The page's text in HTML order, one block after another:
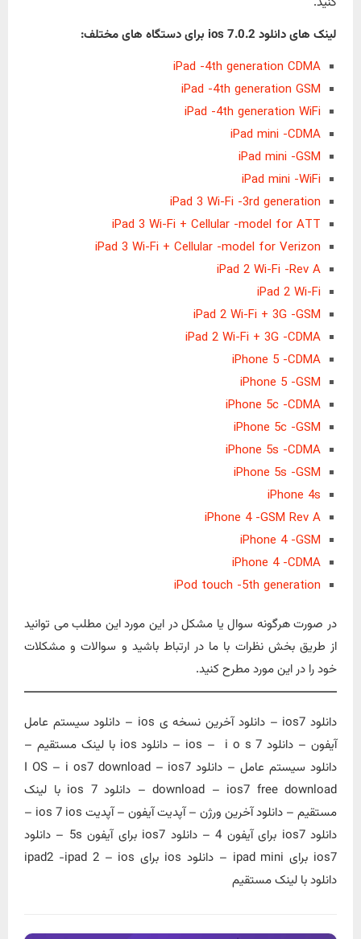
لینک های دانلود ios 7.0.2 برای دستگاه های مختلف:
iPad -4th generation CDMA
iPad -4th generation GSM
iPad -4th generation WiFi
iPad mini -CDMA
iPad mini -GSM
iPad mini -WiFi
iPad 3 Wi-Fi -3rd generation
iPad 3 Wi-Fi + Cellular -model for ATT
iPad 3 Wi-Fi + Cellular -model for Verizon
iPad 2 Wi-Fi -Rev A
iPad 2 Wi-Fi
iPad 2 Wi-Fi + 3G -GSM
iPad 2 Wi-Fi + 3G -CDMA
iPhone 5 -CDMA
iPhone 5 -GSM
iPhone 5c -CDMA
iPhone 5c -GSM
iPhone 5s -CDMA
iPhone 5s -GSM
iPhone 4s
iPhone 4 -GSM Rev A
iPhone 4 -GSM
iPhone 4 -CDMA
iPod touch -5th generation
در صورت هرگونه سوال یا مشکل در این مورد این مطلب می توانید
از طریق بخش نظرات با ما در ارتباط باشید و سوالات و مشکلات
خود را در این مورد مطرح کنید.
دانلود ios7 – دانلود آخرین نسخه ی ios – دانلود سیستم عامل
آیفون – دانلود ios – i o s 7 – دانلود ios با لینک مستقیم –
دانلود سیستم عامل – دانلود I OS – i os7 download – ios7
download – ios7 free download – دانلود ios 7 با لینک
مستقیم – دانلود آخرین ورژن – آپدیت آیفون – آپدیت ios 7 ios –
دانلود ios7 برای آیفون 4 – دانلود ios7 برای آیفون 5s – دانلود
ios7 برای ipad mini – دانلود ios برای ipad2 -ipad 2 – ios
دانلود با لینک مستقیم